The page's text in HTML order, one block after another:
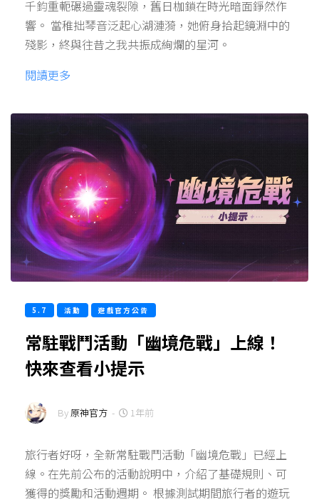
千鈞重軛碾過靈魂裂隙，舊日枷鎖在時光暗面錚然作
響。 當稚拙琴音泛起心湖漣漪，她俯身拾起鏡淵中的
殘影，終與往昔之我共振成絢爛的星河。
閱讀更多
5.7 活動 遊戲官方公告
常駐戰鬥活動「幽境危戰」上線！
快來查看小提示
By 原神官方 - 1年前
旅行者好呀，全新常駐戰鬥活動「幽境危戰」已經上
線。在先前公布的活動說明中，介紹了基礎規則、可
獲得的獎勵和活動週期。 根據測試期間旅行者的遊玩